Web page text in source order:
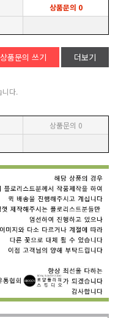
상품문의 0
상품문의 쓰기 더보기
니다.
상품문의 0